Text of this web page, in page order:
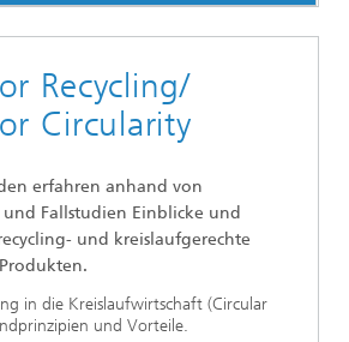
Recycling/
Circularity
erfahren anhand von
und Fallstudien Einblicke und
und kreislaufgerechte
in die Kreislaufwirtschaft (Circular
und Vorteile.